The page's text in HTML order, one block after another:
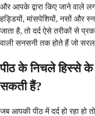
और आपके द्वारा किए जाने वाले
हड्डियों, मांसपेशियों, नसों और
जाता है, तो दर्द ऐसे तरीकों से
वाली सनसनी तक होते हैं जो सरल
पीठ के निचले हिस्से के
सकती हैं?
जब आपकी पीठ में दर्द हो रहा हो